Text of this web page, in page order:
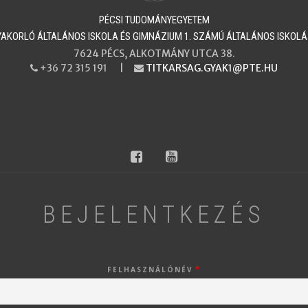
PÉCSI TUDOMÁNYEGYETEM
ÁLTALÁNOS ISKOLA ÉS GIMNÁZIUM 1. SZÁMÚ ÁLTALÁNOS
7624 PÉCS, ALKOTMÁNY UTCA 38.
PHONE
+36 72 315 191 | EMAIL
TITKARSAG.GYAK1@PTE.HU
facebookyoutube
BEJELENTKEZÉS
FELHASZNÁLÓNÉV